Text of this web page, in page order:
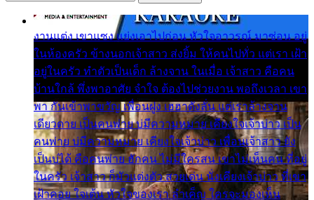
งานแต่ง เขาแซง แย่งเอาไปก่อน หัวใจอาวรณ์ มาซ่อน อยู่
ในห้องครัว ข้างนอกเจ้าสาว ส่งยิ้ม ให้คนไปทั่ว แต่เรา เฝ้า
อยู่ในครัว ทำตัวเป็นเด็ก ล้างจาน ในเมื่อ เจ้าสาว คือคน
บ้านใกล้ พึ่งพาอาศัย จำใจ ต้องไปช่วยงาน พอถึงเวลา เขา
พา กันเข้าพาขวัญ เพื่อนฝูง เฮฮาดังลั่น แต่เราล้างจาน
เดียวดาย เป็นคนพ่าย บ่มีความหมาย เคียงใจเจ้าบ่าว เป็น
คนพ่าย บ่มีความหมาย เคียงใจเจ้าบ่าว เพื่อนเจ้าสาว ยัง
เป็นบ่ได้ คือคนพ่าย ฮักคน ไม่มีใครสน เขาไม่เห็นคน ที่อยู่
ในครัว เจ้าสาว ก็มัวแต่งตัว สวยเด่น นั่งเคียงเจ้าบ่าว ที่เขา
เฝ้าคอย ใจเต้น หัวใจของเรา ลำเค็ญ ใครจะมองเห็น